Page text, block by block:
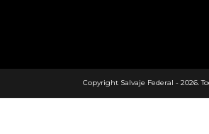
Copyright Salvaje Federal - 2026.